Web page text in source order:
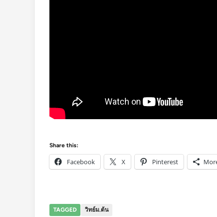
Share this:
Facebook X Pinterest
TAGGED วิทย์ม.ต้น